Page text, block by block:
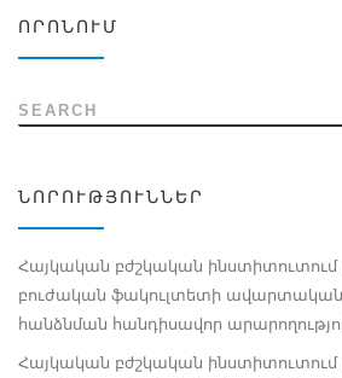
ՈՐՈՆՈՒՄ
SEARCH
ՆՈՐՈՒԹՅՈՒՆՆԵՐ
Հայկական բժշկական ինստիտուտում
բուժական ֆակուլտետի ավարտական
հանձնման հանդիսավոր
Հայկական բժշկական ինստիտուտում